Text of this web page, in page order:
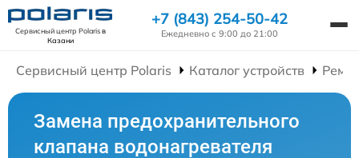
Сервисный центр Polarisв
Казани
+7 (843) 254-50-42
Ежедневно с 9:00 до 21:00
Сервисный центр Polaris Каталог устройств
Замена предохранительного
клапана водонагревателя